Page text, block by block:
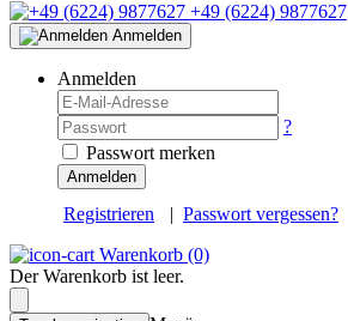
+49 (6224) 9877627
Anmelden
Anmelden
?
Passwort merken
Anmelden
Registrieren | Passwort vergessen?
Warenkorb (0)
Der Warenkorb ist leer.